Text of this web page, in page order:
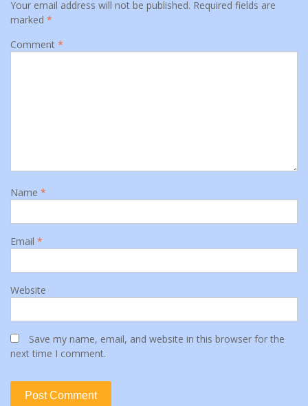
Your email address will not be published. Required fields are
marked *
Comment *
Name *
Email *
Website
Save my name, email, and website in this browser for the
next time I comment.